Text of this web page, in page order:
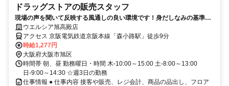
ドラッグストアの販売スタッフ
現場の声を聞いて反映する風通しの良い環境です！身だしなみの基準を
大幅に緩和しました！
ウエルシア旭高殿店
アクセス 京阪電気鉄道京阪本線「森小路駅」徒歩9分
時給1,277円
大阪府大阪市旭区
時間帯 朝、昼 勤務曜日・時間 木-10:00～15:00 土-8:00～13:00
日-9:00～14:30 ☆週3日の勤務
仕事情報 ● 仕事内容 接客や販売、レジ会計、商品の品出し、フロア